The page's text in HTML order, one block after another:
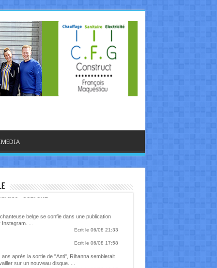
- CULTURE
Instagram. ...
sur un nouveau disque. ...
Ecrit le 06/08 16:27